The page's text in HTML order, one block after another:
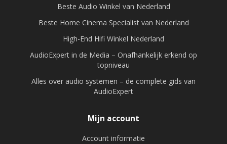
Beste Audio Winkel van Nederland
Beste Home Cinema Specialist van Nederland
High-End Hifi Winkel Nederland
AudioExpert in de Media – Onafhankelijk erkend op
topniveau
Alles over audio systemen – de complete gids van
AudioExpert
Mijn account
Account informatie